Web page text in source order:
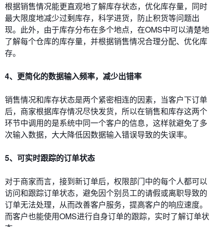
根据销售情况能更直观地了解库存状态，优化库存量，同时
最大限度地减少过剩库存，科学进货，防止积货等问题出
现。此外，由于库存分布在多个地点，在OMS中可以清楚地
了解每个仓库的库存量，并根据销售情况合理分配、优化库
存。
4、更简化的数据输入频率，减少出错率
销售情况和库存状态是两个紧密相连的因素，当客户下订单
后，商家根据库存情况尽快发货，所以在销售和库存这两个
环节中调用的是系统中同一个客户的信息，这样就避免了多
次输入数据，大大降低因数据输入错误导致的失误率。
5、可实时跟踪的订单状态
对于商家而言，接到新订单后，权限部门中的每个人都可以
访问和跟踪订单状态，避免因个别员工的请假或离职导致的
订单无法处理，从而改善客户服务，提高客户的响应速度。
而客户也能使用OMS进行自身订单的跟踪，实时了解订单状